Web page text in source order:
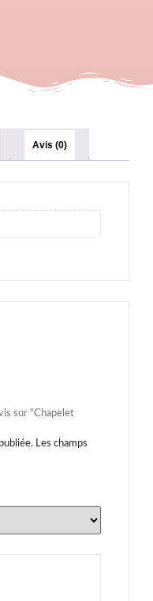
Avis (0)
sur “Chapelet
Les champs